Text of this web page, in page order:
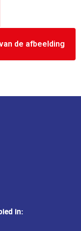
de afbeelding
in: